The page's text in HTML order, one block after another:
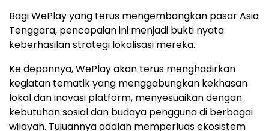
Bagi WePlay yang terus mengembangkan pasar Asia
Tenggara, pencapaian ini menjadi bukti nyata
keberhasilan strategi lokalisasi mereka.
Ke depannya, WePlay akan terus menghadirkan
kegiatan tematik yang menggabungkan kekhasan
lokal dan inovasi platform, menyesuaikan dengan
kebutuhan sosial dan budaya pengguna di berbagai
wilayah. Tujuannya adalah memperluas ekosistem